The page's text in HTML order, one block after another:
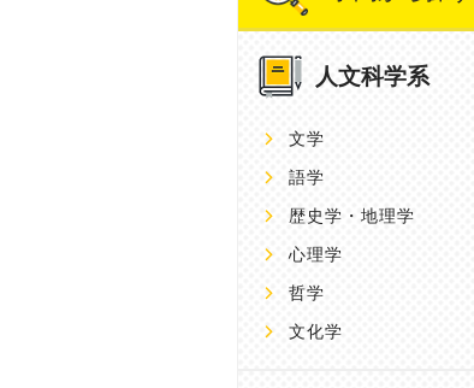
人文科学系
文学
語学
歴史学・地理学
心理学
哲学
文化学